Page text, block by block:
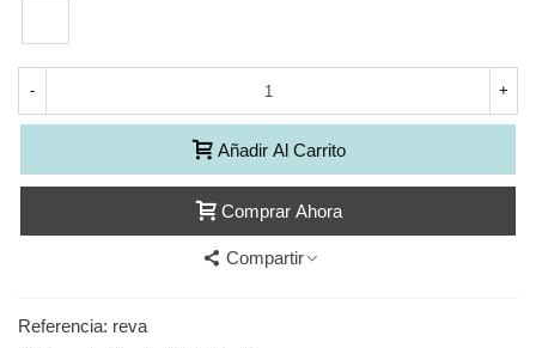
- +
Añadir Al Carrito
Comprar Ahora
Compartir
Referencia: reva